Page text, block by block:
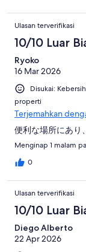
Ulasan terverifikasi
10/10 Luar
Ryoko
16 Mar 2026
Disukai:
properti
Terjemahkan
便利な場所にあり
Menginap 1 malam
0
Ulasan terverifikasi
10/10 Luar
Diego Alberto
22 Apr 2026